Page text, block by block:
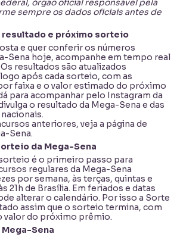
órgão oficial responsável pela
sempre os dados oficiais antes de
resultado e próximo sorteio
e quer conferir os números
Sena hoje, acompanhe em tempo real
resultados são atualizados
após cada sorteio, com as
faixa e o valor estimado do próximo
para acompanhar pelo Instagram da
o resultado da Mega-Sena e das
anteriores, veja a página de
Sena.
da Mega-Sena
é o primeiro passo para
regulares da Mega-Sena
por semana, às terças, quintas e
21h de Brasília. Em feriados e datas
alterar o calendário. Por isso a Sorte
assim que o sorteio termina, com
valor do próximo prêmio.
Sena